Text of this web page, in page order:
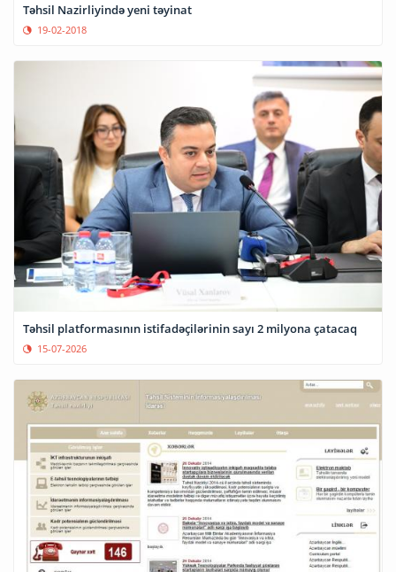
Təhsil Nazirliyində yeni təyinat
19-02-2018
Təhsil platformasının istifadəçilərinin sayı 2 milyona çatacaq
15-07-2026